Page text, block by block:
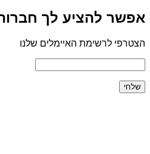
אפשר להציע לך
הצטרפי לרשימת האיימלים שלנו